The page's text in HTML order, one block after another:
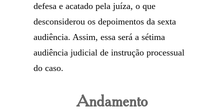
defesa e acatado pela juíza, o que
desconsiderou os depoimentos da sexta
audiência. Assim, essa será a sétima
audiência judicial de instrução processual
do caso.
Andamento